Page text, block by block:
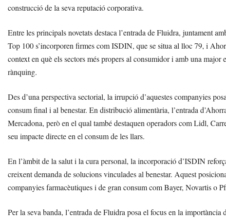
construcció de la seva reputació corporativa.
Entre les principals novetats destaca l’entrada de Fluidra, juntament
Top 100 s’incorporen firmes com ISDIN, que se situa al lloc 79, i
context en què els sectors més propers al consumidor i amb una
rànquing.
Des d’una perspectiva sectorial, la irrupció d’aquestes companyies
consum final i al benestar. En distribució alimentària, l’entrada
Mercadona, però en el qual també destaquen operadors com Lidl,
seu impacte directe en el consum de les llars.
En l’àmbit de la salut i la cura personal, la incorporació d’ISDIN
creixent demanda de solucions vinculades al benestar. Aquest
companyies farmacèutiques i de gran consum com Bayer, Novartis o
Per la seva banda, l’entrada de Fluidra posa el focus en la